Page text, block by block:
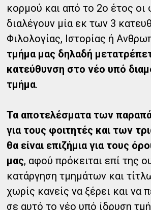
κορμού και από το 2ο έτος οι
διαλέγουν μία εκ των 3
Φιλολογίας, Ιστορίας ή
τμήμα μας δηλαδή
κατεύθυνση στο νέο υπό
τμήμα.
Τα αποτελέσματα των
για τους φοιτητές και των
θα είναι επιζήμια για τους
μας, αφού πρόκειται επί της
κατάργηση τμημάτων και
χωρίς κανείς να ξέρει και να
σε αυτό το νέο υπό ίδρυση